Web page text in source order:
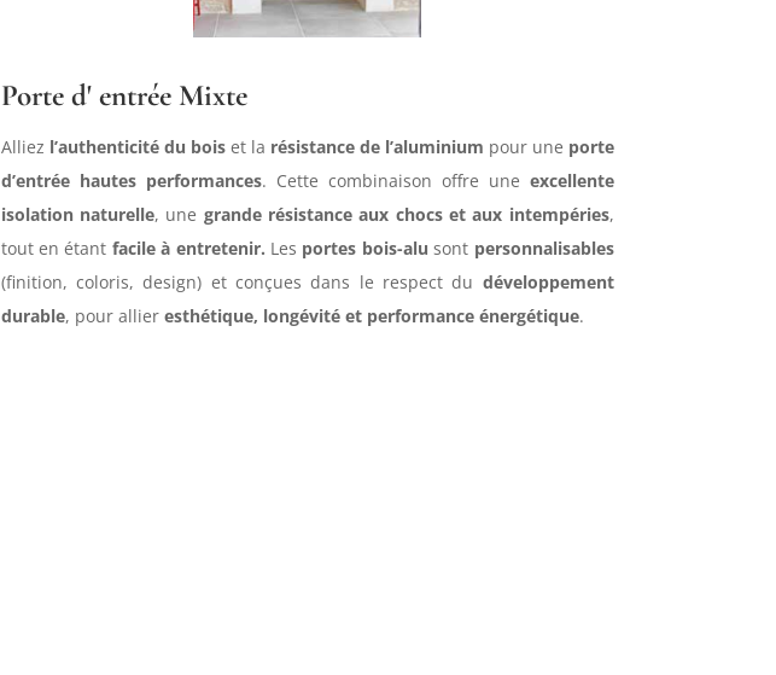
Porte d' entrée Mixte
Alliez l’authenticité du boiset la résistance de l’aluminium pour une porte
d’entrée hautes performances. Cette combinaison offre une excellente
isolation naturelle, une grande résistance aux chocs et aux intempéries,
tout en étant facile à entretenir. Les portes bois-alu sont personnalisables
(finition, coloris, design) et conçues dans le respect du développement
durable, pour allier esthétique, longévité et performance énergétique.